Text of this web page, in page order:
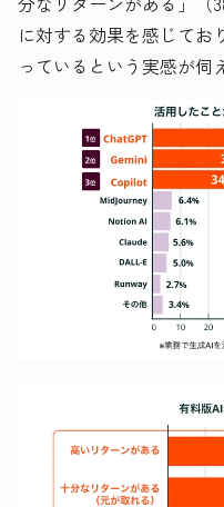
に対する効果を感じてお
っているという実感が伺